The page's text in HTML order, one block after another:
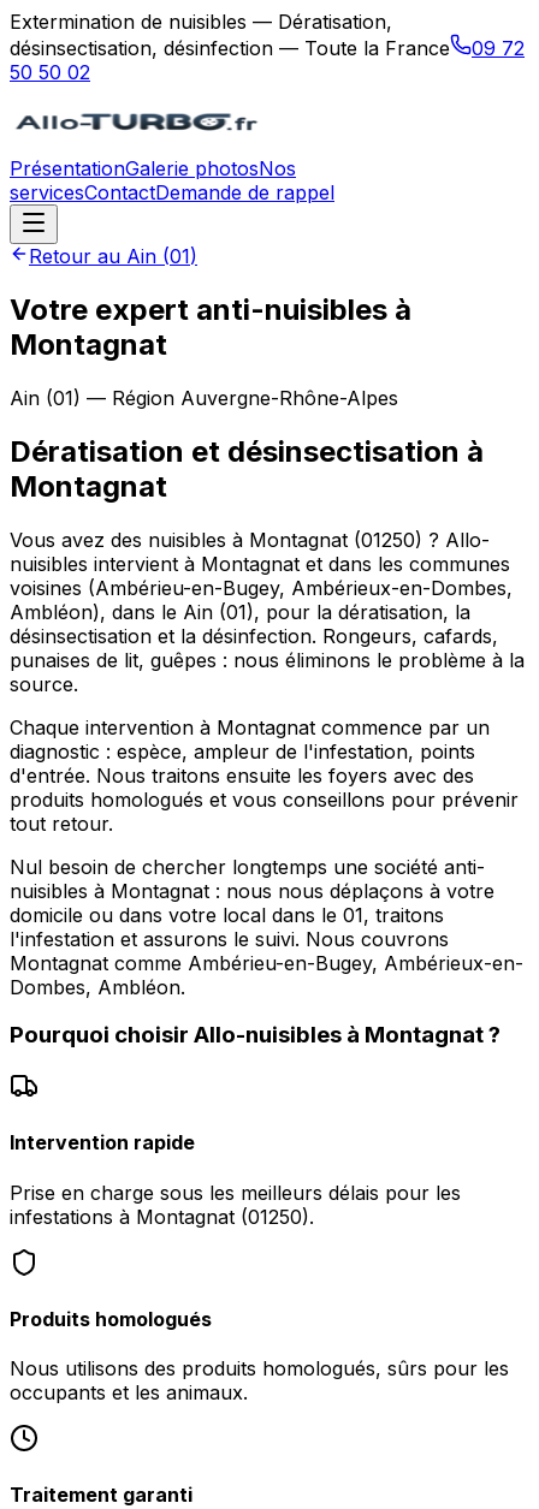
Extermination de nuisibles — Dératisation,
désinsectisation, désinfection — Toute la France
09 72
50 50 02
PrésentationGalerie photosNos
servicesContactDemande de rappel
Retour au Ain (01)
Votre expert anti-nuisibles à
Montagnat
Ain (01) — Région Auvergne-Rhône-Alpes
Dératisation et désinsectisation à
Montagnat
Vous avez des nuisibles à Montagnat (01250) ? Allo-
nuisibles intervient à Montagnat et dans les communes
voisines (Ambérieu-en-Bugey, Ambérieux-en-Dombes,
Ambléon), dans le Ain (01), pour la dératisation, la
désinsectisation et la désinfection. Rongeurs, cafards,
punaises de lit, guêpes : nous éliminons le problème à la
source.
Chaque intervention à Montagnat commence par un
diagnostic : espèce, ampleur de l'infestation, points
d'entrée. Nous traitons ensuite les foyers avec des
produits homologués et vous conseillons pour prévenir
tout retour.
Nul besoin de chercher longtemps une société anti-
nuisibles à Montagnat : nous nous déplaçons à votre
domicile ou dans votre local dans le 01, traitons
l'infestation et assurons le suivi. Nous couvrons
Montagnat comme Ambérieu-en-Bugey, Ambérieux-en-
Dombes, Ambléon.
Pourquoi choisir Allo-nuisibles à Montagnat?
Intervention rapide
Prise en charge sous les meilleurs délais pour les
infestations à Montagnat (01250).
Produits homologués
Nous utilisons des produits homologués, sûrs pour les
occupants et les animaux.
Traitement garanti